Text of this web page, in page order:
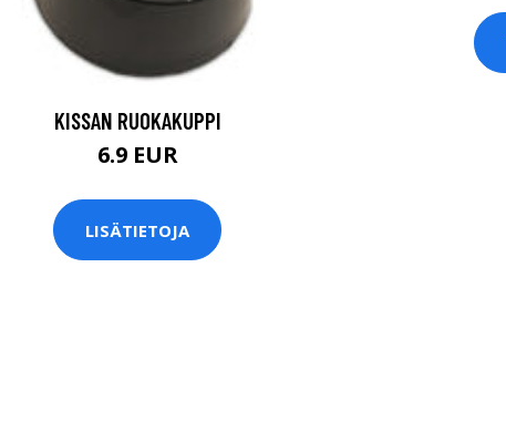
KISSAN RUOKAKUPPI
6.9 EUR
LISÄTIETOJA